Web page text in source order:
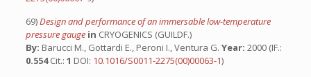
69)Design and performance of an immersable low-temperature
pressure gauge in CRYOGENICS (GUILDF.)
By: Barucci M., Gottardi E., Peroni I., Ventura G. Year: 2000 (IF.:
0.554Cit.: 1 DOI: 10.1016/S0011-2275(00)00063-1)